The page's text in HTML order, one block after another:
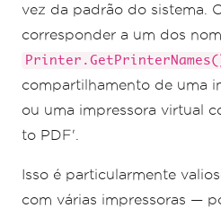
vez da padrão do sistema.
corresponder a um dos
compartilhamento de uma
ou uma impressora virtual
to PDF'.
Isso é particularmente
com várias impressoras —